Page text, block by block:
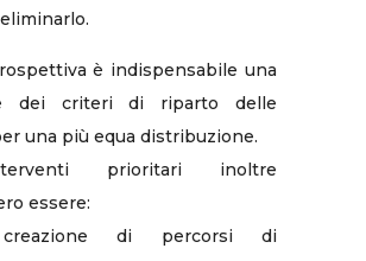
è indispensabile una
dei criteri di riparto delle
una più equa distribuzione.
prioritari inoltre
essere:
di percorsi di